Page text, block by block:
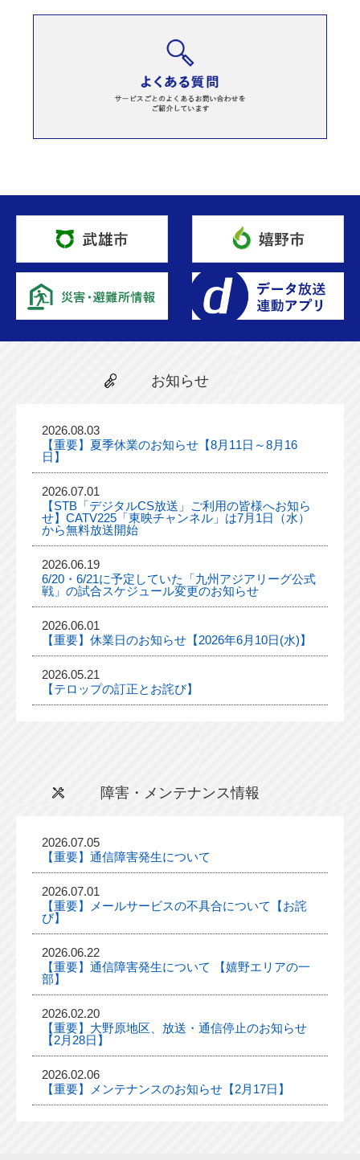
お知らせ
2026.08.03
【重要】夏季休業のお知らせ【8月11日～8月16
日】
2026.07.01
【STB「デジタルCS放送」ご利用の皆様へお知ら
せ】CATV225「東映チャンネル」は7月1日（水）
から無料放送開始
2026.06.19
6/20・6/21に予定していた「九州アジアリーグ公式
戦」の試合スケジュール変更のお知らせ
2026.06.01
【重要】休業日のお知らせ【2026年6月10日(水)】
2026.05.21
【テロップの訂正とお詫び】
障害・メンテナンス情報
2026.07.05
【重要】通信障害発生について
2026.07.01
【重要】メールサービスの不具合について【お詫
び】
2026.06.22
【重要】通信障害発生について 【嬉野エリアの一
部】
2026.02.20
【重要】大野原地区、放送・通信停止のお知らせ
【2月28日】
2026.02.06
【重要】メンテナンスのお知らせ【2月17日】